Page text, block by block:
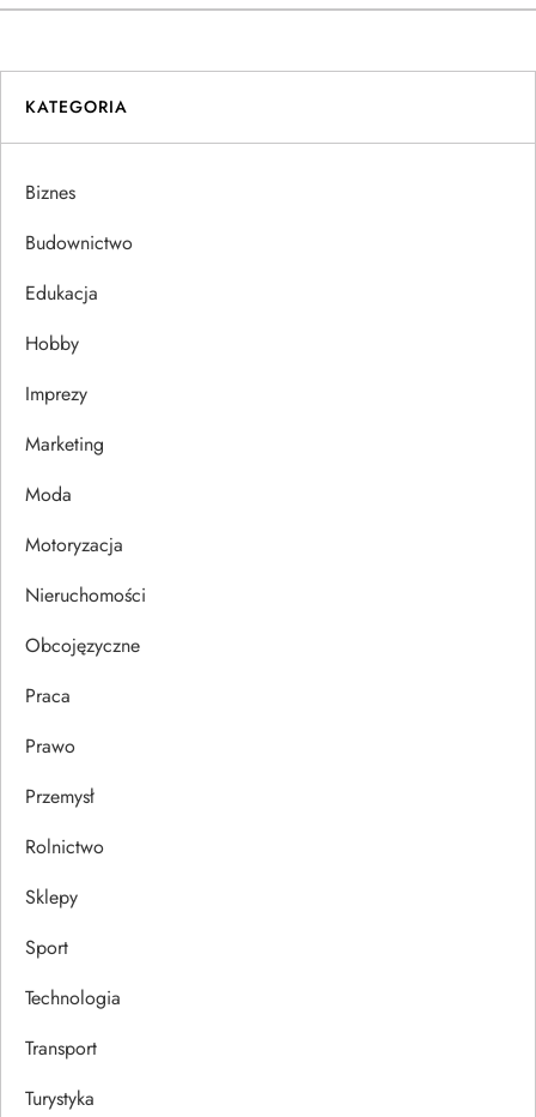
w
g
a
c
a
w
p
u
KATEGORIA
Biznes
Budownictwo
Edukacja
Hobby
Imprezy
Marketing
Moda
Motoryzacja
Nieruchomości
Obcojęzyczne
Praca
Prawo
Przemysł
Rolnictwo
Sklepy
Sport
Technologia
Transport
Turystyka